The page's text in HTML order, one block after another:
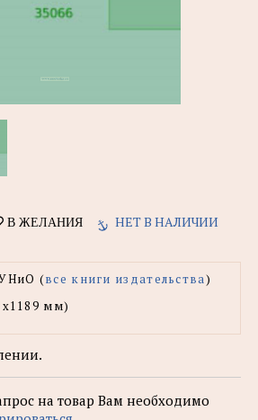
В ЖЕЛАНИЯ НЕТ В НАЛИЧИИ
(все книги издательства)
мм)
на товар Вам необходимо